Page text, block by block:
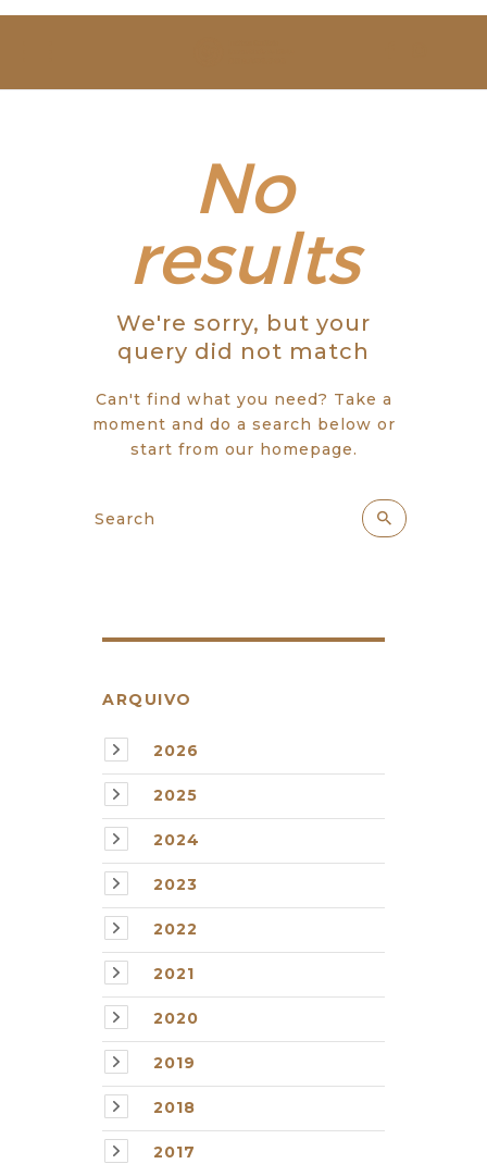
ESTUDAR
NOTÍCIAS
GALERIA
CONTACTOS
No
results
We're sorry, but your
query did not match
Can't find what you need? Take a
moment and do a search below or
start from our homepage.
ARQUIVO
2026
2025
2024
2023
2022
2021
2020
2019
2018
2017